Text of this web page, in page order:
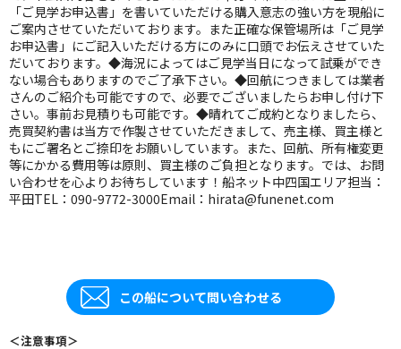
「ご見学お申込書」を書いていただける購入意志の強い方を現船に
ご案内させていただいております。また正確な保管場所は「ご見学
お申込書」にご記入いただける方にのみに口頭でお伝えさせていた
だいております。◆海況によってはご見学当日になって試乗ができ
ない場合もありますのでご了承下さい。◆回航につきましては業者
さんのご紹介も可能ですので、必要でございましたらお申し付け下
さい。事前お見積りも可能です。◆晴れてご成約となりましたら、
売買契約書は当方で作製させていただきまして、売主様、買主様と
もにご署名とご捺印をお願いしています。また、回航、所有権変更
等にかかる費用等は原則、買主様のご負担となります。では、お問
い合わせを心よりお待ちしています！船ネット中四国エリア担当：
平田TEL：090-9772-3000Email：hirata@funenet.com
この船について問い合わせる
＜注意事項＞